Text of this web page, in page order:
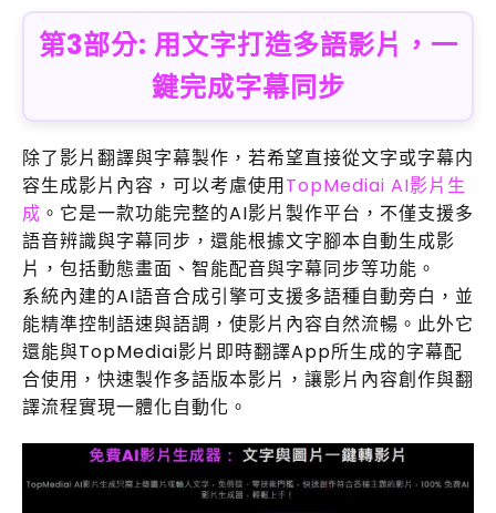
第3部分: 用文字打造多語影片，一
鍵完成字幕同步
除了影片翻譯與字幕製作，若希望直接從文字或字幕内
容生成影片內容，可以考慮使用TopMediai AI影片生
成 。它是一款功能完整的AI影片製作平台，不僅支援多
語音辨識與字幕同步，還能根據文字腳本自動生成影
片，包括動態畫面、智能配音與字幕同步等功能。
系統內建的AI語音合成引擎可支援多語種自動旁白，並
能精準控制語速與語調，使影片內容自然流暢。此外它
還能與TopMediai影片即時翻譯App所生成的字幕配
合使用，快速製作多語版本影片，讓影片內容創作與翻
譯流程實現一體化自動化。